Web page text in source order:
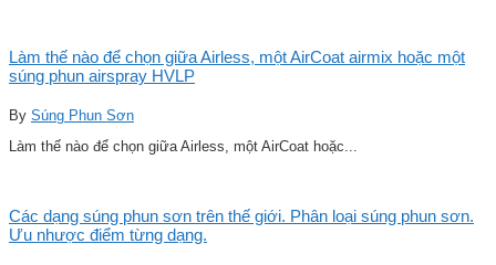
Làm thế nào để chọn giữa Airless, một AirCoat airmix hoặc một
súng phun airspray HVLP
By Súng Phun Sơn
Làm thế nào để chọn giữa Airless, một AirCoat hoặc...
Các dạng súng phun sơn trên thế giới. Phân loại súng phun sơn.
Ưu nhược điểm từng dạng.